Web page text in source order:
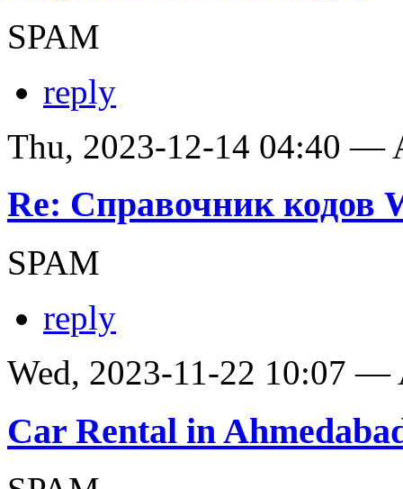
SPAM
reply
Thu, 2023-12-14 04:40 —
Re: Справочник кодов
SPAM
reply
Wed, 2023-11-22 10:07 —
Car Rental in